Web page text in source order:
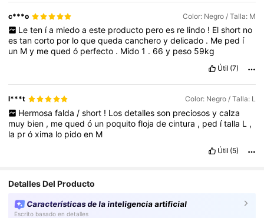
c***o Color: Negro / Talla: M
Le ten ía miedo a este producto pero es re lindo ! El short no
estancorto por loquequedacancheroydelicado . Me ped í
un My mequedó perfecto . Mido1 . 66y peso 59kg
Útil (7)
l***t Color: Negro / Talla: L
Hermosa falda / short ! Los detalles son preciosos y calza
muy bien , mequedó un poquitoflojadecintura , ped ítalla L ,
la próxima lo pidoen M
Útil (5)
Detalles Del Producto
Características de la inteligencia artificial
Escrito basado en detalles